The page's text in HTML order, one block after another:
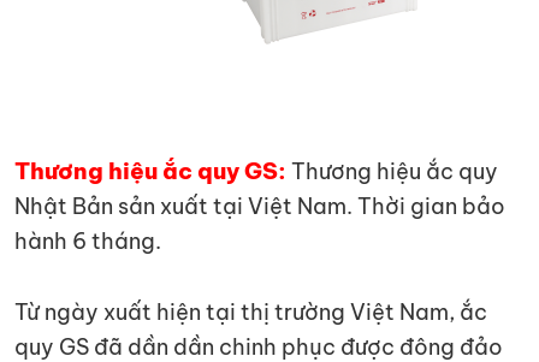
Thương hiệu ắc quy GS: Thương hiệu ắc quy
Nhật Bản sản xuất tại Việt Nam. Thời gian bảo
hành 6 tháng.
Từ ngày xuất hiện tại thị trường Việt Nam, ắc
quy GS đã dần dần chinh phục được đông đảo